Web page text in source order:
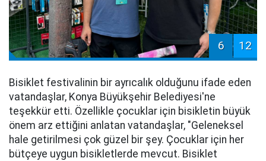
6 12
Bisiklet festivalinin bir ayrıcalık olduğunu ifade eden
vatandaşlar, Konya Büyükşehir Belediyesi'ne
teşekkür etti. Özellikle çocuklar için bisikletin büyük
önem arz ettiğini anlatan vatandaşlar, "Geleneksel
hale getirilmesi çok güzel bir şey. Çocuklar için her
bütçeye uygun bisikletlerde mevcut. Bisiklet